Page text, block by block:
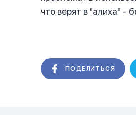
что верят в "алиха" -
ПОДЕЛИТЬСЯ